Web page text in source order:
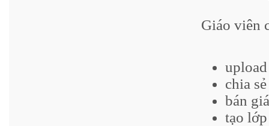
Giáo viên
chia
bán
tạo